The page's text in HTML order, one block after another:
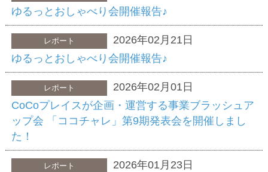
ゆるっとおしゃべり会開催報告♪
レポート
2026年02月21日
ゆるっとおしゃべり会開催報告♪
レポート
2026年02月01日
CoCoプレイスが企画・運営する事業ブラッシュア
ップ会 「ココチャレ」第9期発表会を開催しまし
た！
レポート
2026年01月23日